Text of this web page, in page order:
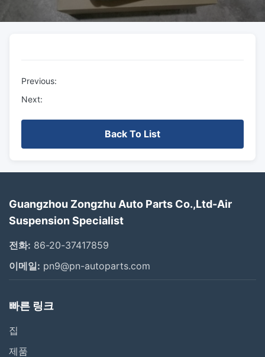
Previous:
Next:
Back To List
Guangzhou Zongzhu Auto Parts Co.,Ltd-Air
Suspension Specialist
전화: 86-20-37417859
이메일: pn9@pn-autoparts.com
빠른 링크
집
제품